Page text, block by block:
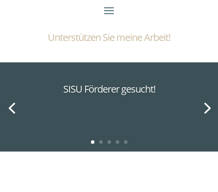
Unterstützen Sie meine Arbeit!
SISU Förderer gesucht!